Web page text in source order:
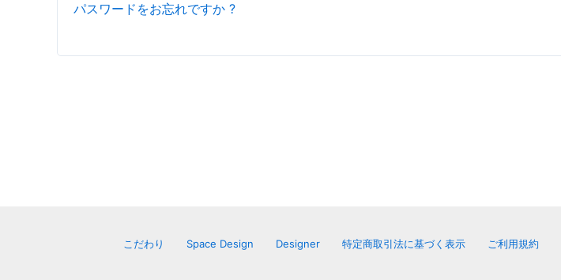
パスワードをお忘れですか ?
こだわり Space Design Designer 特定商取引法に基づく表示 ご利用規約